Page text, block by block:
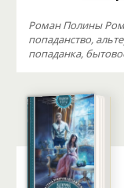
Роман Полины Ром
попаданство,
попаданка,